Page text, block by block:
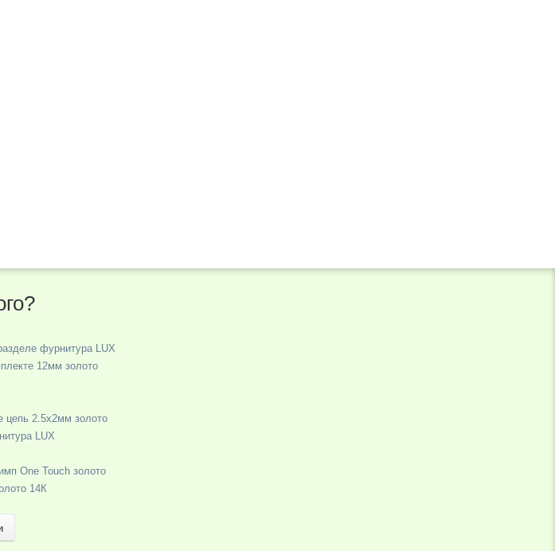
фурнитура LUX
12мм золото
цепь 2.5х2мм золото
LUX
One Touch золото
14К